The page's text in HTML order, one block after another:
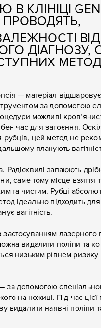
В КЛІНІЦІ
ПРОВОДЯТЬ,
ВІД
ДІАГНОЗУ,
— матеріал
за допомогою
можливі
час для загоєння.
рубців, цей метод не
планують
Радіохвилі запаюють
саме тому місце взяття
та чистим. Рубці
ідеально підходить для
вагітність.
застосуванням лазерного
видалити поліпи та
низьким рівнем ризику
за допомогою
на ножиці. Під час
видалити наявні поліпи
Ваш телефон